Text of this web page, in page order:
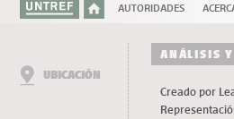
AUTORIDADES
UBICACIÓN
ANÁLISIS
Creado por